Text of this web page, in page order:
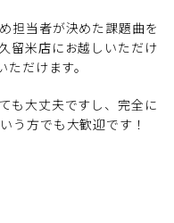
担当者が決めた課題曲を
留米店にお越しいただけ
だけます。
も大丈夫ですし、完全に
う方でも大歓迎です！